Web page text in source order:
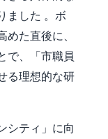
ました 。ボ
た直後に、
で、「市職員
る理想的な研
シティ」に向